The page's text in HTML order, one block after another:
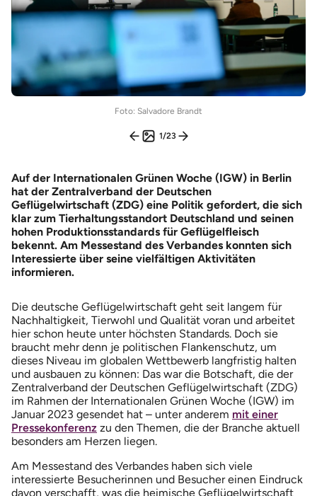
Foto: Salvadore Brandt
1/23
Auf der Internationalen Grünen Woche (IGW) in Berlin
hat der Zentralverband der Deutschen
Geflügelwirtschaft (ZDG) eine Politik gefordert, die sich
klar zum Tierhaltungsstandort Deutschland und seinen
hohen Produktionsstandards für Geflügelfleisch
bekennt. Am Messestand des Verbandes konnten sich
Interessierte über seine vielfältigen Aktivitäten
informieren.
Die deutsche Geflügelwirtschaft geht seit langem für
Nachhaltigkeit, Tierwohl und Qualität voran und arbeitet
hier schon heute unter höchsten Standards. Doch sie
braucht mehr denn je politischen Flankenschutz, um
dieses Niveau im globalen Wettbewerb langfristig halten
und ausbauen zu können: Das war die Botschaft, die der
Zentralverband der Deutschen Geflügelwirtschaft (ZDG)
im Rahmen der Internationalen Grünen Woche (IGW) im
Januar 2023 gesendet hat – unter anderem mit einer
Pressekonferenz zu den Themen, die der Branche aktuell
besonders am Herzen liegen.
Am Messestand des Verbandes haben sich viele
interessierte Besucherinnen und Besucher einen Eindruck
davon verschafft, was die heimische Geflügelwirtschaft